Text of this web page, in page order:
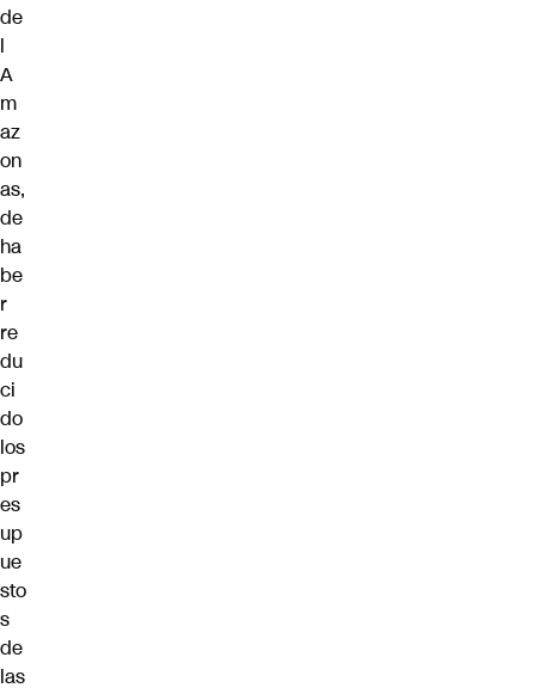
de
l
A
m
az
on
as,
de
ha
be
r
re
du
ci
do
los
pr
es
up
ue
sto
s
de
las